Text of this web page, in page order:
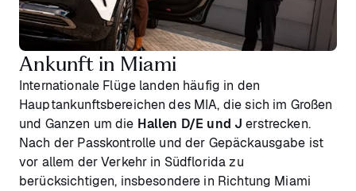
Ankunft in Miami
Internationale Flüge landen häufig in den
Hauptankunftsbereichen des MIA, die sich im Großen
und Ganzen um die Hallen D/E und J erstrecken.
Nach der Passkontrolle und der Gepäckausgabe ist
vor allem der Verkehr in Südflorida zu
berücksichtigen, insbesondere in Richtung Miami